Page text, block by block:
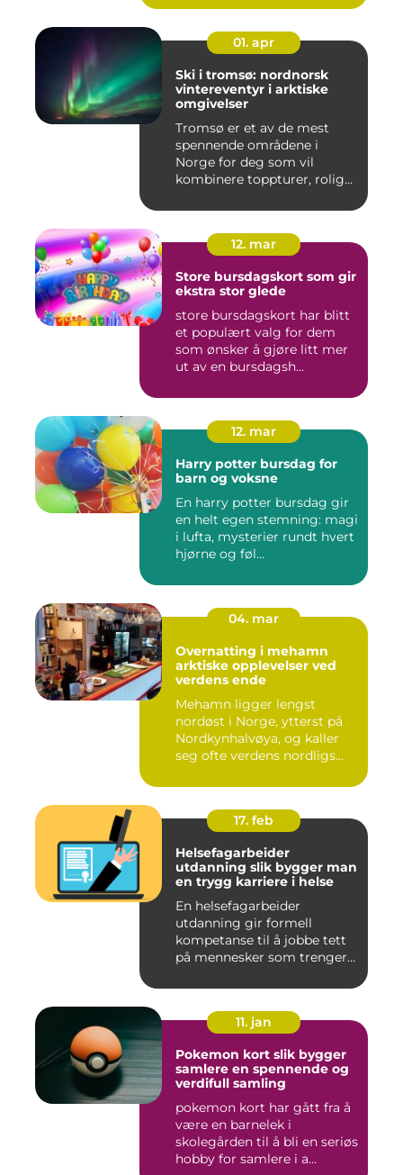
01. apr
Ski i tromsø: nordnorsk
vintereventyr i arktiske
omgivelser
Tromsø er et av de mest
spennende områdene i
Norge for deg som vil
kombinere toppturer, rolig
12. mar
Store bursdagskort som gir
ekstra stor glede
store bursdagskort har blitt
et populært valg for dem
som ønsker å gjøre litt mer
ut av en bursdagsh...
12. mar
Harry potter bursdag for
barn og voksne
En harry potter bursdag gir
en helt egen stemning: magi
i lufta, mysterier rundt hvert
hjørne og føl...
04. mar
Overnatting i mehamn
arktiske opplevelser ved
verdens ende
Mehamn ligger lengst
nordøst i Norge, ytterst på
Nordkynhalvøya, og kaller
seg ofte verdens nordligs...
17. feb
Helsefagarbeider
utdanning slik bygger man
en trygg karriere i helse
En helsefagarbeider
utdanning gir formell
kompetanse til å jobbe tett
på mennesker som trenger
11. jan
Pokemon kort slik bygger
samlere en spennende og
verdifull samling
pokemon kort har gått fra å
være en barnelek i
skolegården til å bli en seriøs
hobby for samlere i a...